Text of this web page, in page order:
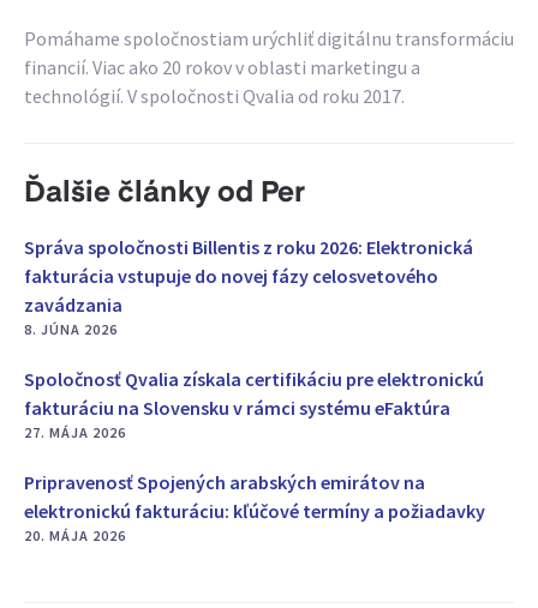
Pomáhame spoločnostiam urýchliť digitálnu transformáciu
financií. Viac ako 20 rokov v oblasti marketingu a
technológií. V spoločnosti Qvalia od roku 2017.
Ďalšie články od Per
Správa spoločnosti Billentis z roku 2026: Elektronická
fakturácia vstupuje do novej fázy celosvetového
zavádzania
8. JÚNA 2026
Spoločnosť Qvalia získala certifikáciu pre elektronickú
fakturáciu na Slovensku v rámci systému eFaktúra
27. MÁJA 2026
Pripravenosť Spojených arabských emirátov na
elektronickú fakturáciu: kľúčové termíny a požiadavky
20. MÁJA 2026